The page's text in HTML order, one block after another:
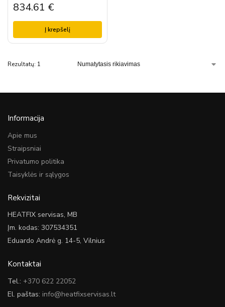
834.61 €
Į krepšelį
Rezultatų: 1
Informacija
Apie mus
Straipsniai
Privatumo politika
Taisyklės ir sąlygos
Rekvizitai
HEATFIX servisas, MB
Įm. kodas: 307534351
Eduardo Andrė g. 14-5, Vilnius
Kontaktai
Tel.: +370 622 22052
El. paštas: info@heatfixservisas.lt